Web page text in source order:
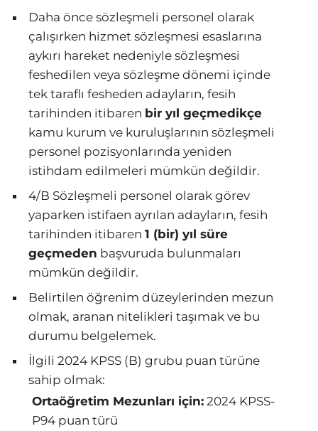
Daha önce sözleşmeli personel olarak
çalışırken hizmet sözleşmesi esaslarına
aykırı hareket nedeniyle sözleşmesi
feshedilen veya sözleşme dönemi içinde
tek taraflı fesheden adayların, fesih
tarihinden itibaren bir yıl geçmedikçe
kamu kurum ve kuruluşlarının sözleşmeli
personel pozisyonlarında yeniden
istihdam edilmeleri mümkün değildir.
4/B Sözleşmeli personel olarak görev
yaparken istifaen ayrılan adayların, fesih
tarihinden itibaren 1 (bir) yıl süre
geçmeden başvuruda bulunmaları
mümkün değildir.
Belirtilen öğrenim düzeylerinden mezun
olmak, aranan nitelikleri taşımak ve bu
durumu belgelemek.
İlgili 2024 KPSS (B) grubu puan türüne
sahip olmak:
Ortaöğretim Mezunları için: 2024 KPSS-
P94 puan türü